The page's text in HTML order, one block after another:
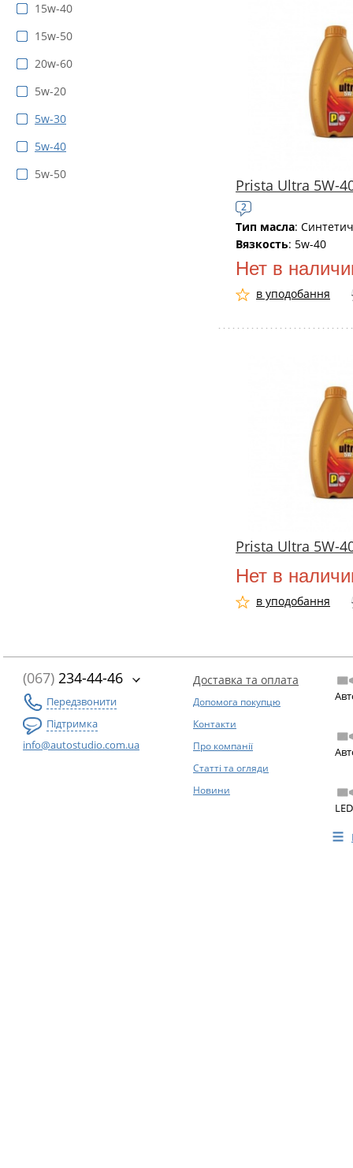
15w-40
15w-50
20w-60
5w-20
5w-30
5w-40
5w-50
Prista Ultra 5W-
2
Тип масла:
Вязкость: 5w-40
Нет в
в уподобання
Prista Ultra 5W-
Нет в
в уподобання
(067) 234-44-46
Передзвонити
Підтримка
info@autostudio.com.ua
Доставка та оплата
Допомога покупцю
Контакти
Про компанії
Статті та огляди
Новини